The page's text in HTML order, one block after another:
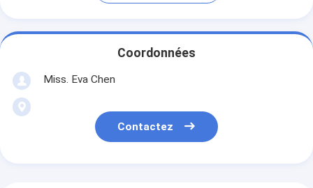
Coordonnées
Miss. Eva Chen
Contactez